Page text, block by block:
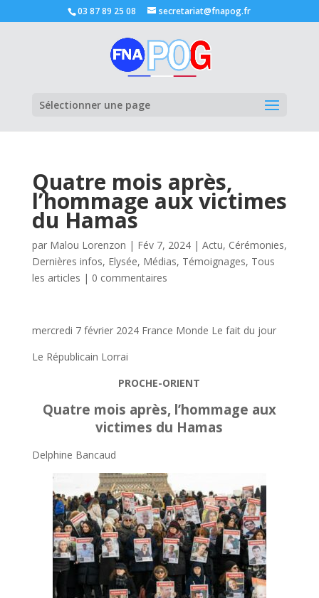
03 87 89 25 08 secretariat@fnapog.fr
Sélectionner une page
Quatre mois après,
l’hommage aux victimes
du Hamas
par Malou Lorenzon | Fév 7, 2024| Actu, Cérémonies,
Dernières infos, Elysée, Médias, Témoignages, Tous
les articles | 0 commentaires
mercredi 7 février 2024 France Monde Le fait du jour
Le Républicain Lorrai
PROCHE-ORIENT
Quatre mois après, l’hommage aux
victimes du Hamas
Delphine Bancaud